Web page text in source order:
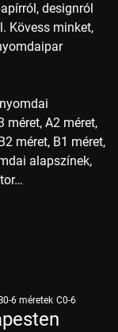
designról
Kövess minket,
méret, A2 méret,
méret, B1 méret,
alapszínek,
B0-6 méretek C0-6